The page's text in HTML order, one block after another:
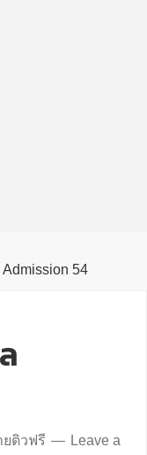
54
ยติวฟรี
Leave a